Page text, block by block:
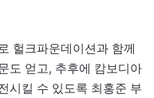
헐크파운데이션과 함께
도 얻고, 추후에 캄보디아
시킬 수 있도록 최홍준 부